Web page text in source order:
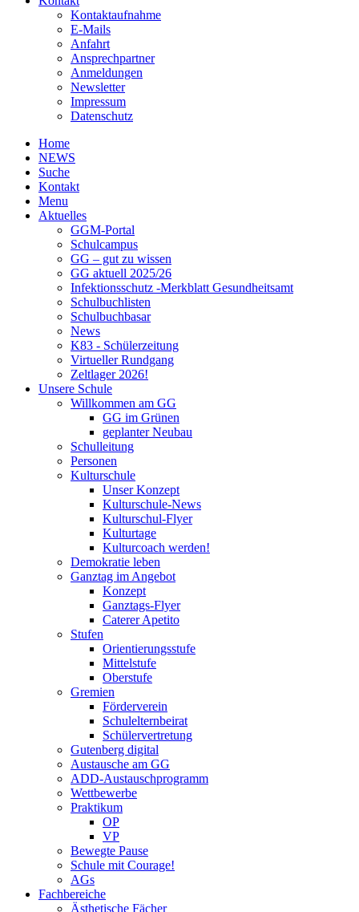
Kontaktaufnahme
E-Mails
Anfahrt
Ansprechpartner
Anmeldungen
Newsletter
Impressum
Datenschutz
Home
NEWS
Suche
Kontakt
Menu
Aktuelles
GGM-Portal
Schulcampus
GG – gut zu wissen
GG aktuell 2025/26
Infektionsschutz -Merkblatt Gesundheitsamt
Schulbuchlisten
Schulbuchbasar
News
K83 - Schülerzeitung
Virtueller Rundgang
Zeltlager 2026!
Unsere Schule
Willkommen am GG
GG im Grünen
geplanter Neubau
Schulleitung
Personen
Kulturschule
Unser Konzept
Kulturschule-News
Kulturschul-Flyer
Kulturtage
Kulturcoach werden!
Demokratie leben
Ganztag im Angebot
Konzept
Ganztags-Flyer
Caterer Apetito
Stufen
Orientierungsstufe
Mittelstufe
Oberstufe
Gremien
Förderverein
Schulelternbeirat
Schülervertretung
Gutenberg digital
Austausche am GG
ADD-Austauschprogramm
Wettbewerbe
Praktikum
OP
VP
Bewegte Pause
Schule mit Courage!
AGs
Fachbereiche
Ästhetische Fächer